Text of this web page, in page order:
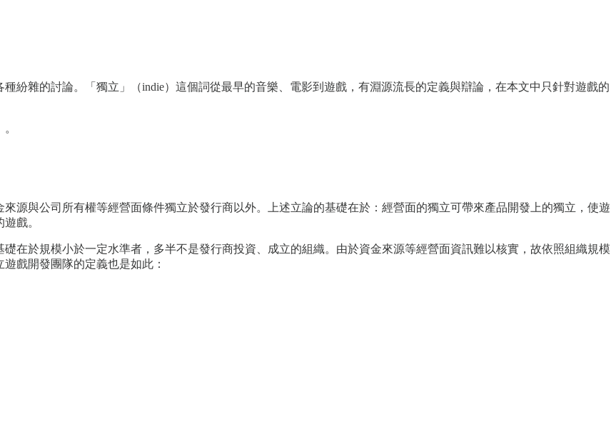
紛雜的討論。「獨立」（indie）這個詞從最早的音樂、電影到遊戲，有淵源流長的定義與辯論，在本文中只針對遊戲的
源與公司所有權等經營面條件獨立於發行商以外。上述立論的基礎在於：經營面的獨立可帶來產品開發上的獨立，使遊
戲。
在於規模小於一定水準者，多半不是發行商投資、成立的組織。由於資金來源等經營面資訊難以核實，故依照組織規模
戲開發團隊的定義也是如此：